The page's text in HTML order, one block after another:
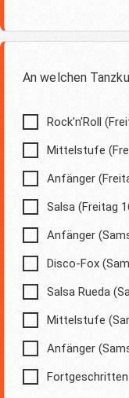
An welchen
Rock'n'Roll
Mittelstufe
Anfänger
Salsa (Freitag
Anfänger
Disco-Fox
Salsa Rueda
Mittelstufe
Anfänger